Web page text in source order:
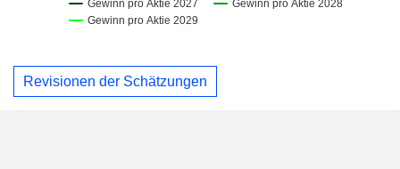
Revisionen der Schätzungen